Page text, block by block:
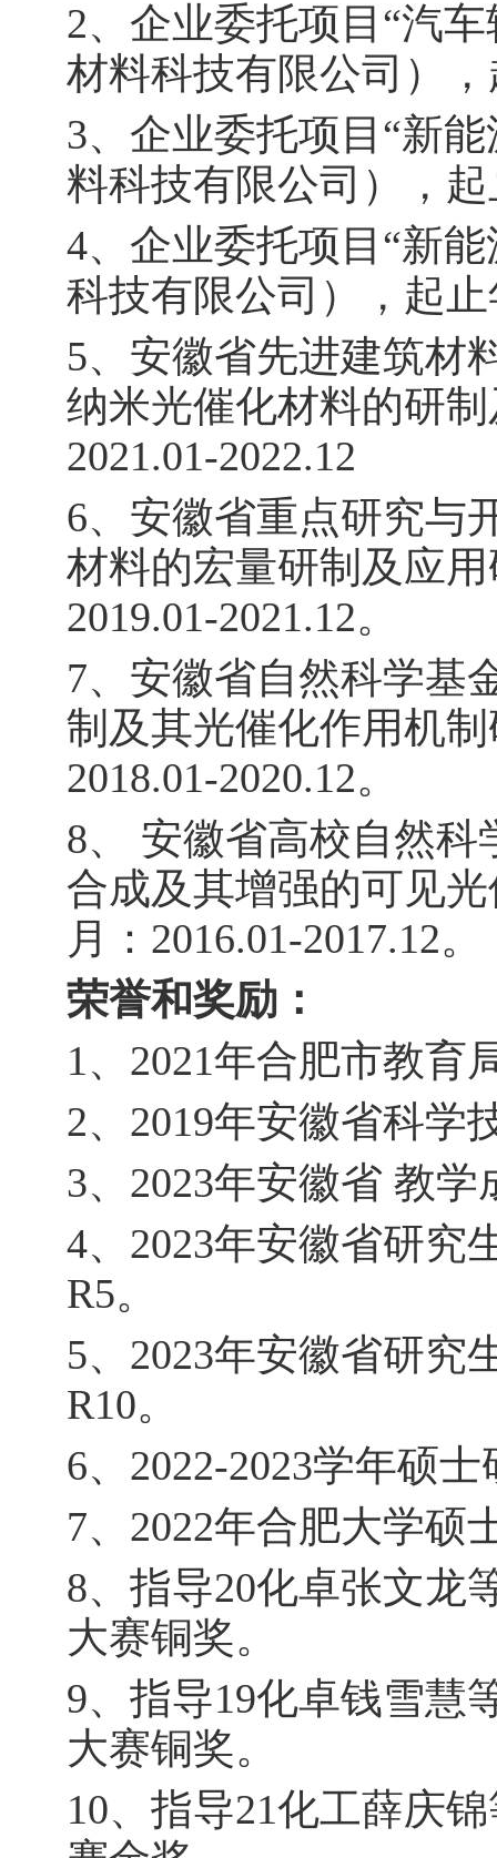
2、 企业委托项目 “汽车
材料科技有限公司）
3、 企业委托项目 “新
料科技有限公司），
4、 企业委托项目 “新
科技有限公司），起
5、安徽省先进建筑材
纳米光催化材料的研
2021.01-2022.12
6、安徽省重点研究与
材料的宏量研制及应
2019.01-2021.12。
7、安徽省自然科学基
制及其光催化作用机
2018.01-2020.12。
8、 安徽省高校自然科
合成及其增强的可见
月： 2016.01-2017.12。
荣誉和奖励：
1、 2021年合肥市教育
2、 2019年安徽省科学
3、 2023年安徽省 教学
4、 2023年安徽省研究
R5。
5、 2023年安徽省研究
R10。
6、 2022-2023学年硕士
7、 2022年合肥大学硕
8、 指导20化卓张文龙
大赛铜奖。
9、指导19化卓钱雪慧
大赛铜奖。
10、指导21化工薛庆